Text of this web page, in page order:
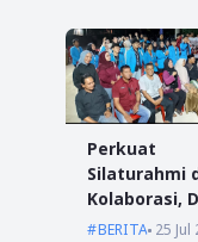
Perkuat
Silaturahmi
Kolaborasi,
Antibar
BERITA 25 Jul